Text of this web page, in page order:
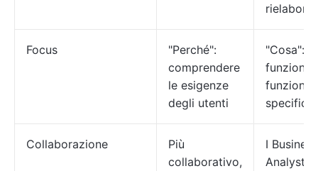
Focus
"Perché":
comprendere
le esigenze
degli utenti
"Cosa":
funzioni
Collaborazione
Più
collaborativo,
I Business
Analyst